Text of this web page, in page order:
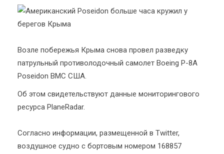
Возле побережья Крыма снова провел разведку
патрульный противолодочный самолет Boeing P-8A
Poseidon ВМС США.
Об этом свидетельствуют данные мониторингового
ресурса PlaneRadar.
Согласно информации, размещенной в Twitter,
воздушное судно с бортовым номером 168857